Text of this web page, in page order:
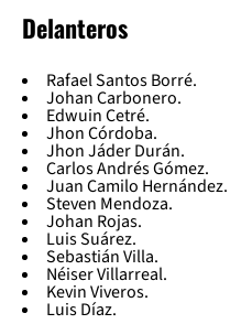
Delanteros
Rafael Santos Borré.
Johan Carbonero.
Edwuin Cetré.
Jhon Córdoba.
Jhon Jáder Durán.
Carlos Andrés Gómez.
Juan Camilo Hernández.
Steven Mendoza.
Johan Rojas.
Luis Suárez.
Sebastián Villa.
Néiser Villarreal.
Kevin Viveros.
Luis Díaz.